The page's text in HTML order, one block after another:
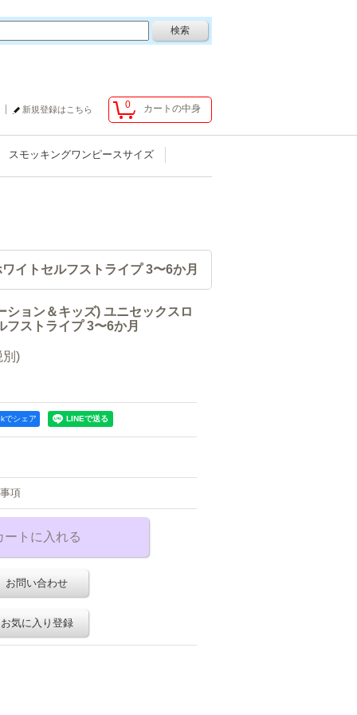
0 カートの中身
新規登録はこちら
スモッキングワンピースサイズ
イトセルフストライプ 3〜6か月
ョン＆キッズ) ユニセックスロ
フストライプ 3〜6か月
別)
でシェア
項
お問い合わせ
お気に入り登録